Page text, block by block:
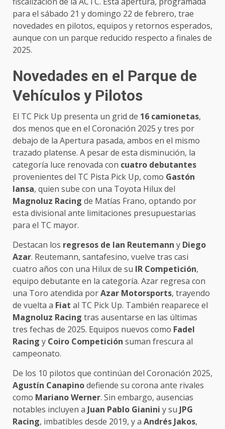
para el sábado 21 y domingo 22 de febrero, trae
novedades en pilotos, equipos y retornos esperados,
aunque con un parque reducido respecto a finales de
2025.
Novedades en el Parque de
Vehículos y Pilotos
El TC Pick Up presenta un grid de 16 camionetas,
dos menos que en el Coronación 2025 y tres por
debajo de la Apertura pasada, ambos en el mismo
trazado platense. A pesar de esta disminución, la
categoría luce renovada con cuatro debutantes
provenientes del TC Pista Pick Up, como Gastón
Iansa, quien sube con una Toyota Hilux del
Magnoluz Racing de Matías Frano, optando por
esta divisional ante limitaciones presupuestarias
para el TC mayor.
Destacan los regresos de Ian Reutemann y Diego
Azar. Reutemann, santafesino, vuelve tras casi
cuatro años con una Hilux de su IR Competición,
equipo debutante en la categoría. Azar regresa con
una Toro atendida porAzar Motorsports, trayendo
de vuelta a Fiat al TC Pick Up. También reaparece el
Magnoluz Racing tras ausentarse en las últimas
tres fechas de 2025. Equipos nuevos como Fadel
Racing y Coiro Competición suman frescura al
campeonato.
De los 10 pilotos que continúan del Coronación 2025,
Agustín Canapinodefiende su corona ante rivales
como Mariano Werner. Sin embargo, ausencias
notables incluyen a Juan Pablo Gianini y su JPG
Racing, imbatibles desde 2019, y a Andrés Jakos,